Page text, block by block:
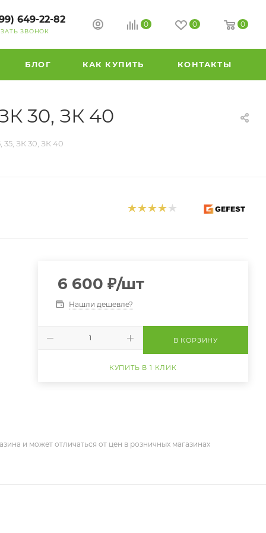
649-22-82
ЗВОНОК
0 0 0
БЛОГ КАК КУПИТЬ КОНТАКТЫ
30, ЗК 40
ЗК 30, ЗК 40
6 600 ₽/шт
Нашли дешевле?
В КОРЗИНУ
КУПИТЬ В 1 КЛИК
и может отличаться от цен в розничных магазинах